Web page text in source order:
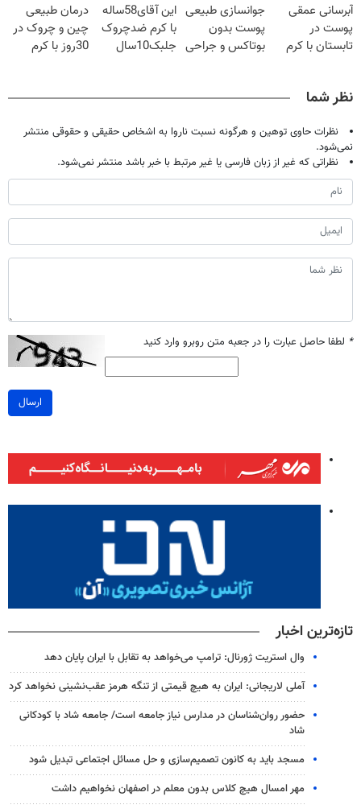
شدی🔥
آبرسانی عمقی
پوست در
تابستان با کرم
جوانسازی طبیعی
پوست بدون
بوتاکس و جراحی
این آقای58ساله
با کرم ضدچروک
جلبک10سال
تخفیف)
درمان طبیعی
چین و چروک در
30روز با کرم
نظر شما
نظرات حاوی توهین و هرگونه نسبت ناروا به اشخاص حقیقی و حقوقی منتشر
نمی‌شود.
نظراتی که غیر از زبان فارسی یا غیر مرتبط با خبر باشد منتشر نمی‌شود.
* لطفا حاصل عبارت را در جعبه متن روبرو وارد کنید
ارسال
تازه‌ترین اخبار
وال‌ استریت ژورنال: ترامپ می‌خواهد به تقابل با ایران پایان دهد
آملی‌ لاریجانی: ایران به هیچ قیمتی از تنگه هرمز عقب‌نشینی نخواهد کرد
حضور روان‌شناسان در مدارس نیاز جامعه است/ جامعه شاد با کودکانی
شاد
مسجد باید به کانون تصمیم‌سازی و حل مسائل اجتماعی تبدیل شود
مهر امسال هیچ کلاس بدون معلم در اصفهان نخواهیم داشت